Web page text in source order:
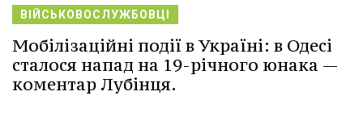
ВІЙСЬКОВОСЛУЖБОВЦІ
Мобілізаційні події в Україні: в Одесі
сталося напад на 19-річного юнака —
коментар Лубінця.